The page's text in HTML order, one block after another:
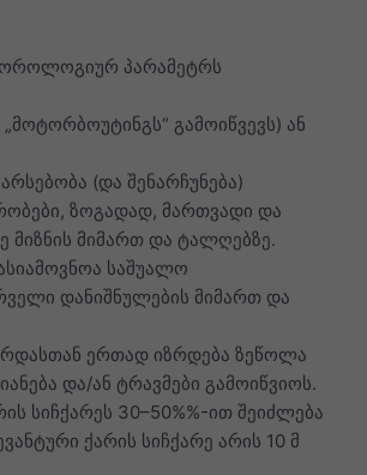
პარამეტრს
გამოიწვევს) ან
(და შენარჩუნება)
ზოგადად, მართვადი და
მიმართ და ტალღებზე.
საშუალო
დანიშნულების მიმართ და
ერთად იზრდება ზეწოლა
და/ან ტრავმები გამოიწვიოს.
სიჩქარეს 30–50%%-ით შეიძლება
ქარის სიჩქარე არის 10 მ